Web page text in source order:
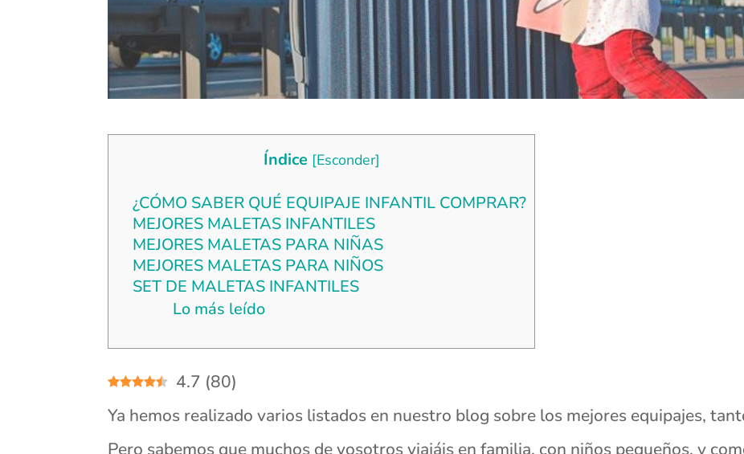
Índice [Esconder]
¿CÓMO SABER QUÉ EQUIPAJE INFANTIL COMPRAR?
MEJORES MALETAS INFANTILES
MEJORES MALETAS PARA NIÑAS
MEJORES MALETAS PARA NIÑOS
SET DE MALETAS INFANTILES
Lo más leído
4.7 (80)
Ya hemos realizado varios listados en nuestro blog sobre los mejores equipajes,
Pero sabemos que muchos de vosotros viajáis en familia, con niños pequeños, y